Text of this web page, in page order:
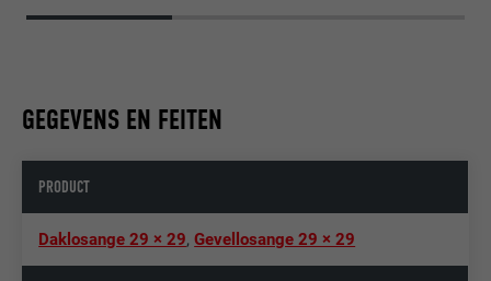
GEGEVENS EN FEITEN
PRODUCT
Daklosange 29 × 29,Gevellosange 29 × 29